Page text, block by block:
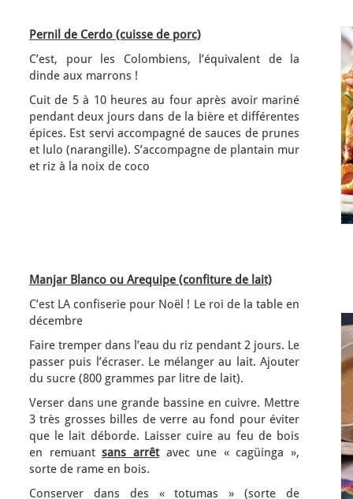
Pernil de Cerdo (cuisse de porc)
C’est, pour les Colombiens, l’équivalent de la
dinde aux marrons !
Cuit de 5 à 10 heures au four après avoir mariné
pendant deux jours dans de la bière et différentes
épices. Est servi accompagné de sauces de prunes
et lulo (narangille). S’accompagne de plantain mur
et riz à la noix de coco
Manjar Blanco ou Arequipe (confiture de lait)
C’est LA confiserie pour Noël ! Le roi de la table en
décembre
Faire tremper dans l’eau du riz pendant 2 jours. Le
passer puis l’écraser. Le mélanger au lait. Ajouter
du sucre (800 grammes par litre de lait).
Verser dans une grande bassine en cuivre. Mettre
3 très grosses billes de verre au fond pour éviter
que le lait déborde. Laisser cuire au feu de bois
en remuantsans arrêtavec une « cagüinga »,
sorte de rame en bois.
Conserver dans des « totumas » (sorte de